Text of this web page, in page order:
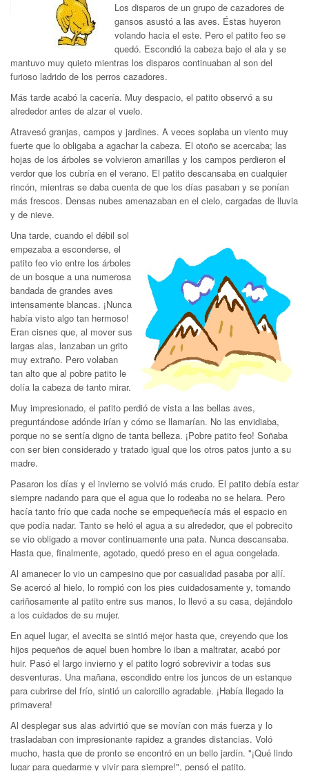
Los disparos de un grupo de cazadores de
gansos asustó a las aves. Éstas huyeron
volando hacia el este. Pero el patito feo se
quedó. Escondió la cabeza bajo el ala y se
mantuvo muy quieto mientras los disparos continuaban al son del
furioso ladrido de los perros cazadores.
Más tarde acabó la cacería. Muy despacio, el patito observó a su
alrededor antes de alzar el vuelo.
Atravesó granjas, campos y jardines. A veces soplaba un viento muy
fuerte que lo obligaba a agachar la cabeza. El otoño se acercaba; las
hojas de los árboles se volvieron amarillas y los campos perdieron el
verdor que los cubría en el verano. El patito descansaba en cualquier
rincón, mientras se daba cuenta de que los días pasaban y se ponían
más frescos. Densas nubes amenazaban en el cielo, cargadas de lluvia
y de nieve.
Una tarde, cuando el débil sol
empezaba a esconderse, el
patito feo vio entre los árboles
de un bosque a una numerosa
bandada de grandes aves
intensamente blancas. ¡Nunca
había visto algo tan hermoso!
Eran cisnes que, al mover sus
largas alas, lanzaban un grito
muy extraño. Pero volaban
tan alto que al pobre patito le
dolía la cabeza de tanto mirar.
Muy impresionado, el patito perdió de vista a las bellas aves,
preguntándose adónde irían y cómo se llamarían. No las envidiaba,
porque no se sentía digno de tanta belleza. ¡Pobre patito feo! Soñaba
con ser bien considerado y tratado igual que los otros patos junto a su
madre.
Pasaron los días y el invierno se volvió más crudo. El patito debía estar
siempre nadando para que el agua que lo rodeaba no se helara. Pero
hacía tanto frío que cada noche se empequeñecía más el espacio en
que podía nadar. Tanto se heló el agua a su alrededor, que el pobrecito
se vio obligado a mover continuamente una pata. Nunca descansaba.
Hasta que, finalmente, agotado, quedó preso en el agua congelada.
Al amanecer lo vio un campesino que por casualidad pasaba por allí.
Se acercó al hielo, lo rompió con los pies cuidadosamente y, tomando
cariñosamente al patito entre sus manos, lo llevó a su casa, dejándolo
a los cuidados de su mujer.
En aquel lugar, el avecita se sintió mejor hasta que, creyendo que los
hijos pequeños de aquel buen hombre lo iban a maltratar, acabó por
huir. Pasó el largo invierno y el patito logró sobrevivir a todas sus
desventuras. Una mañana, escondido entre los juncos de un estanque
para cubrirse del frío, sintió un calorcillo agradable. ¡Había llegado la
primavera!
Al desplegar sus alas advirtió que se movían con más fuerza y lo
trasladaban con impresionante rapidez a grandes distancias. Voló
mucho, hasta que de pronto se encontró en un bello jardín. "¡Qué lindo
lugar para quedarme y vivir para siempre!", pensó el patito.